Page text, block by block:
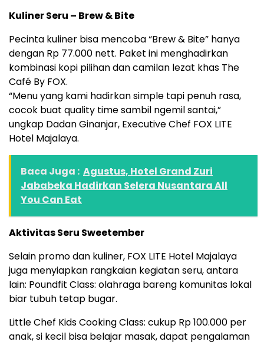
Kuliner Seru – Brew & Bite
Pecinta kuliner bisa mencoba “Brew & Bite” hanya
dengan Rp 77.000 nett. Paket ini menghadirkan
kombinasi kopi pilihan dan camilan lezat khas The
Café By FOX.
“Menu yang kami hadirkan simple tapi penuh rasa,
cocok buat quality time sambil ngemil santai,”
ungkap Dadan Ginanjar, Executive Chef FOX LITE
Hotel Majalaya.
Baca Juga : Agustus, Hotel Grand Zuri
Jababeka Hadirkan Selera Nusantara All
You Can Eat
Aktivitas Seru Sweetember
Selain promo dan kuliner, FOX LITE Hotel Majalaya
juga menyiapkan rangkaian kegiatan seru, antara
lain: Poundfit Class: olahraga bareng komunitas lokal
biar tubuh tetap bugar.
Little Chef Kids Cooking Class: cukup Rp 100.000 per
anak, si kecil bisa belajar masak, dapat pengalaman